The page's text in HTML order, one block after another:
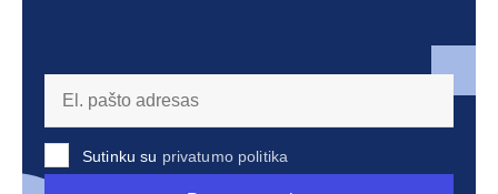
Sutinku su privatumo politika